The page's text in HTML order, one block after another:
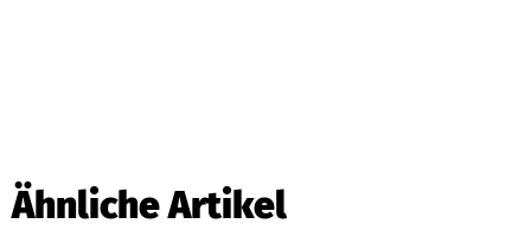
Ähnliche Artikel